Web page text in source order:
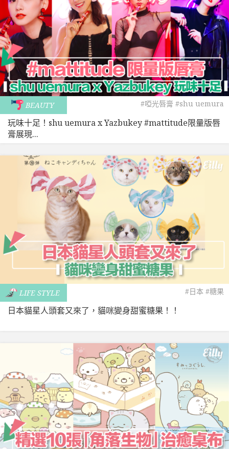
BEAUTY #啞光唇膏 #shu uemura
玩味十足！shu uemura x Yazbukey #mattitude限量版唇
膏展現...
LIFE STYLE #日本 #糖果
日本貓星人頭套又來了，貓咪變身甜蜜糖果！！